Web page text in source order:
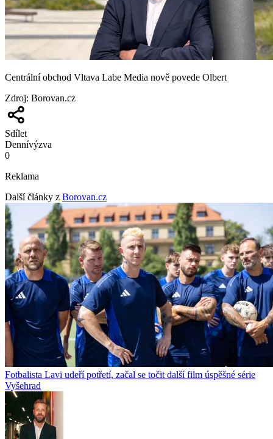
Centrální obchod Vltava Labe Media nově povede Olbert
Zdroj: Borovan.cz
Sdílet
Dennívýzva
0
Reklama
Další články z Borovan.cz
Fotbalista Lavi udeří potřetí, začal se točit další film úspěšné série
Vyšehrad